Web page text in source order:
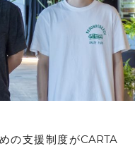
の支援制度がCARTA